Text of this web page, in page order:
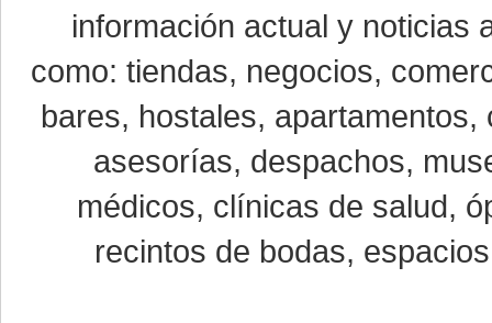
información actual y noticias
como: tiendas, negocios,
bares, hostales,
asesorías, despachos,
médicos, clínicas de salud,
recintos de bodas,